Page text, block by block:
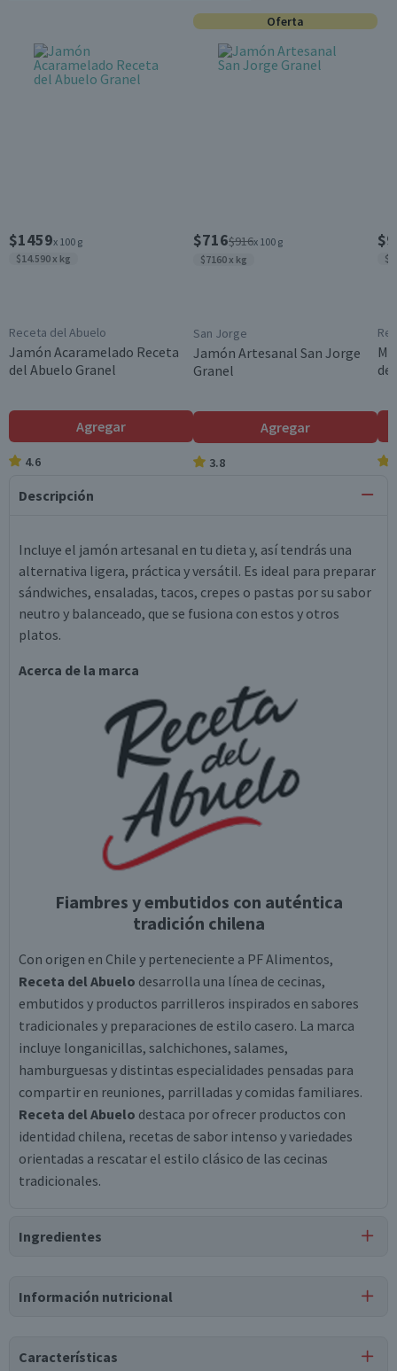
$1459x 100 g
$14.590 x kg
Receta del Abuelo
Jamón Acaramelado Receta
del Abuelo Granel
Agregar
4.6
Oferta
$716$916x 100 g
$7160 x kg
San Jorge
Jamón Artesanal San Jorge
Granel
Agregar
3.8
Descripción
Incluye el jamón artesanal en tu dieta y, así tendrás una
alternativa ligera, práctica y versátil. Es ideal para preparar
sándwiches, ensaladas, tacos, crepes o pastas por su sabor
neutro y balanceado, que se fusiona con estos y otros
platos.
Acerca de la marca
Fiambres y embutidos con auténtica
tradición chilena
Con origen en Chile y perteneciente a PF Alimentos,
Receta del Abuelo desarrolla una línea de cecinas,
embutidos y productos parrilleros inspirados en sabores
tradicionales y preparaciones de estilo casero. La marca
incluye longanicillas, salchichones, salames,
hamburguesas y distintas especialidades pensadas para
compartir en reuniones, parrilladas y comidas familiares.
Receta del Abuelo destaca por ofrecer productos con
identidad chilena, recetas de sabor intenso y variedades
orientadas a rescatar el estilo clásico de las cecinas
tradicionales.
Ingredientes
Información nutricional
Características